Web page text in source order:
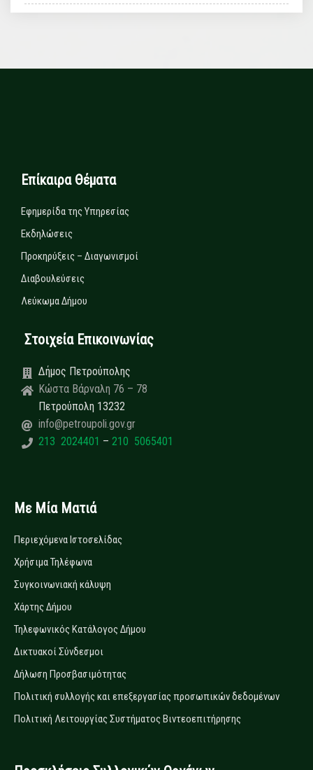
Επίκαιρα Θέματα
Εφημερίδα της Υπηρεσίας
Εκδηλώσεις
Προκηρύξεις – Διαγωνισμοί
Διαβουλεύσεις
Λεύκωμα Δήμου
Στοιχεία Επικοινωνίας
Δήμος Πετρούπολης
Κώστα Βάρναλη 76 – 78
Πετρούπολη 13232
info@petroupoli.gov.gr
213 2024401 – 210 5065401
Με Μία Ματιά
Περιεχόμενα Ιστοσελίδας
Χρήσιμα Τηλέφωνα
Συγκοινωνιακή κάλυψη
Χάρτης Δήμου
Τηλεφωνικός Κατάλογος Δήμου
Δικτυακοί Σύνδεσμοι
Δήλωση Προσβασιμότητας
Πολιτική συλλογής και επεξεργασίας προσωπικών δεδομένων
Πολιτική Λειτουργίας Συστήματος Βιντεοεπιτήρησης